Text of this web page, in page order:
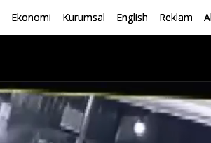
Ekonomi Kurumsal English Reklam